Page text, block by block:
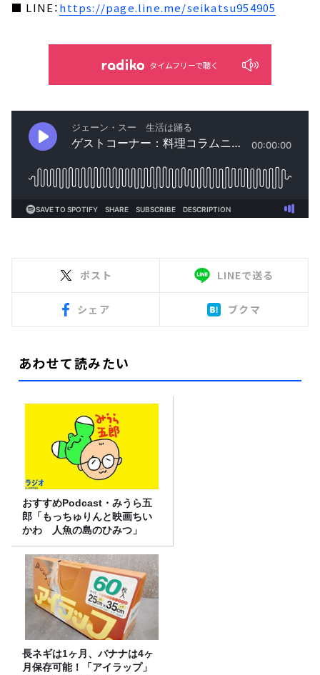
■ LINE：https://page.line.me/seikatsu954905
タイムフリーで聴く
ポスト LINEで送る
シェア ブクマ
あわせて読みたい
おすすめPodcast・みうら五
郎「もっちゅりんと映画ちい
かわ 人魚の島のひみつ」
長ネギは1ヶ月、バナナは4ヶ
月保存可能！「アイラップ」